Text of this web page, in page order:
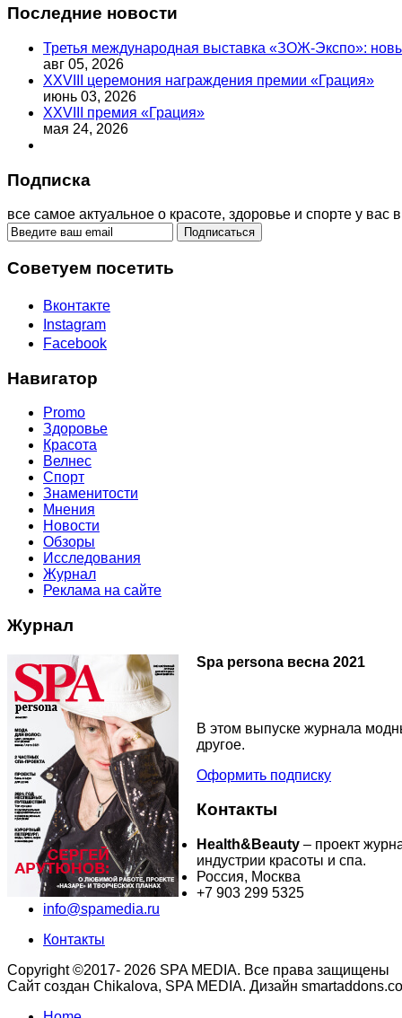
Последние новости
Третья международная выставка «ЗОЖ-Экспо»:
авг 05, 2026
XXVIII церемония награждения премии «Грация»
июнь 03, 2026
XXVIII премия «Грация»
мая 24, 2026
Подписка
все самое актуальное о красоте, здоровье и спорте у вас
Советуем посетить
Вконтакте
Instagram
Facebook
Навигатор
Promo
Здоровье
Красота
Велнес
Спорт
Знаменитости
Мнения
Новости
Обзоры
Исследования
Журнал
Реклама на сайте
Журнал
Spa persona весна 2021
В этом выпуске журнала
другое.
Оформить подписку
Контакты
Health&Beauty – проект
индустрии красоты и спа.
Россия, Москва
+7 903 299 5325
info@spamedia.ru
Контакты
Copyright ©2017- 2026 SPA MEDIA. Все права защищены
Сайт создан Chikalova, SPA MEDIA. Дизайн